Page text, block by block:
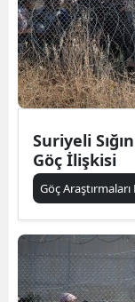
Suriyeli
Göç İlişkisi
Göç